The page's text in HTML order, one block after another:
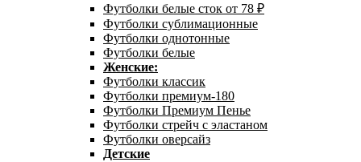
Футболки белые сток от 78 ₽
Футболки сублимационные
Футболки однотонные
Футболки белые
Женские:
Футболки классик
Футболки премиум-180
Футболки Премиум Пенье
Футболки стрейч с эластаном
Футболки оверсайз
Детские